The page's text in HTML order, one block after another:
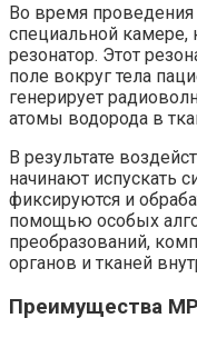
Во время
специальной камере,
резонатор. Этот
поле вокруг тела
генерирует
атомы водорода в
В результате
начинают испускать
фиксируются и
помощью особых
преобразований,
органов и тканей
Преимущества